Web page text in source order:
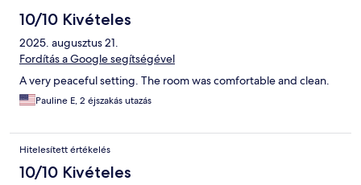
10/10 Kivételes
2025. augusztus 21.
Fordítás a Google segítségével
A very peaceful setting. The room was comfortable and clean.
Pauline E, 2 éjszakás utazás
Hitelesített értékelés
10/10 Kivételes